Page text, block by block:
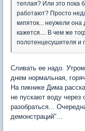
теплая? Или это пока
работают? Просто
кипяток... неужели она
кажется.... В чем же
полотенцесушителя и
Сливать ее надо.
днем нормальная,
На пикнике Дима
не пускают воду через
разобраться...
демонстраций"...